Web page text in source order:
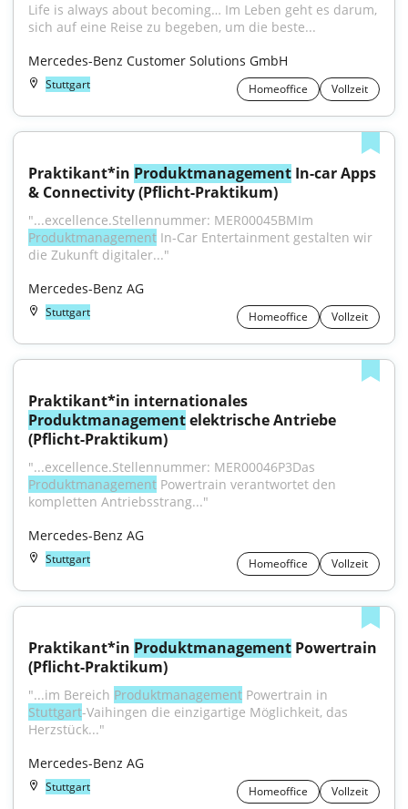
Life is always about becoming… Im Leben geht es darum,
sich auf eine Reise zu begeben, um die beste...
Mercedes-Benz Customer Solutions GmbH
Stuttgart Homeoffice Vollzeit
Praktikant*in Produktmanagement In-car Apps
& Connectivity (Pflicht-Praktikum)
Produktmanagement In-Car Entertainment gestalten wir
die Zukunft digitaler..."
Mercedes-Benz AG
Stuttgart Homeoffice Vollzeit
Produktmanagement elektrische Antriebe
(Pflicht-Praktikum)
Produktmanagement Powertrain verantwortet den
kompletten Antriebsstrang..."
Mercedes-Benz AG
Stuttgart Homeoffice Vollzeit
Praktikant*in Produktmanagement Powertrain
(Pflicht-Praktikum)
"...im Bereich Produktmanagement
Stuttgart-Vaihingen die einzigartige Möglichkeit, das
Herzstück..."
Mercedes-Benz AG
Stuttgart Homeoffice Vollzeit